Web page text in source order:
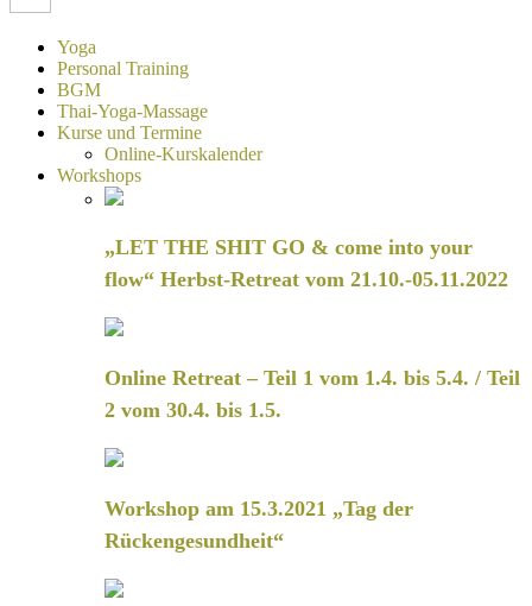
Yoga
Personal Training
BGM
Thai-Yoga-Massage
Kurse und Termine
Online-Kurskalender
Workshops
„LET THE SHIT GO & come into your
flow“ Herbst-Retreat vom 21.10.-05.11.2022
Online Retreat – Teil 1 vom 1.4. bis 5.4. / Teil
2 vom 30.4. bis 1.5.
Workshop am 15.3.2021 „Tag der
Rückengesundheit“